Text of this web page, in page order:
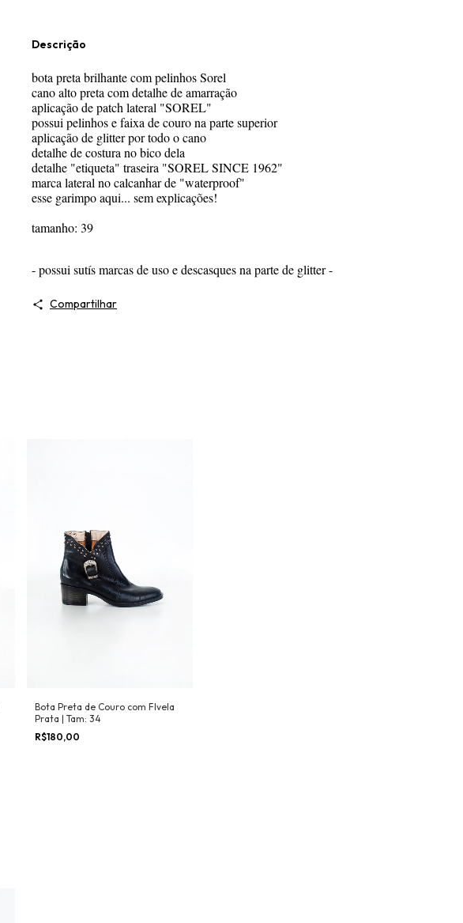
Descrição
bota preta brilhante com pelinhos Sorel
cano alto preta com detalhe de amarração
aplicação de patch lateral "SOREL"
possui pelinhos e faixa de couro na parte superior
aplicação de glitter por todo o cano
detalhe de costura no bico dela
detalhe "etiqueta" traseira "SOREL SINCE 1962"
marca lateral no calcanhar de "waterproof"
esse garimpo aqui... sem explicações!
tamanho: 39
- possui sutís marcas de uso e descasques na parte de glitter -
Compartilhar
Bota Preta de Couro com FIvela
Prata | Tam: 34
R$180,00